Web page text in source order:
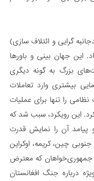
گرایی و ائتلاف سازی)
این جهان بینی و باورها
بزرگ به گونه دیگری
بیشتری وارد تعاملات
نظامی را تنها برای عملیات
این رویکرد، سبب شد که
پیامد آن را نمایش قدرت
چین، کریمه، اوکراین
جمهوری‌خواهان که معترض
درباره جنگ افغانستان